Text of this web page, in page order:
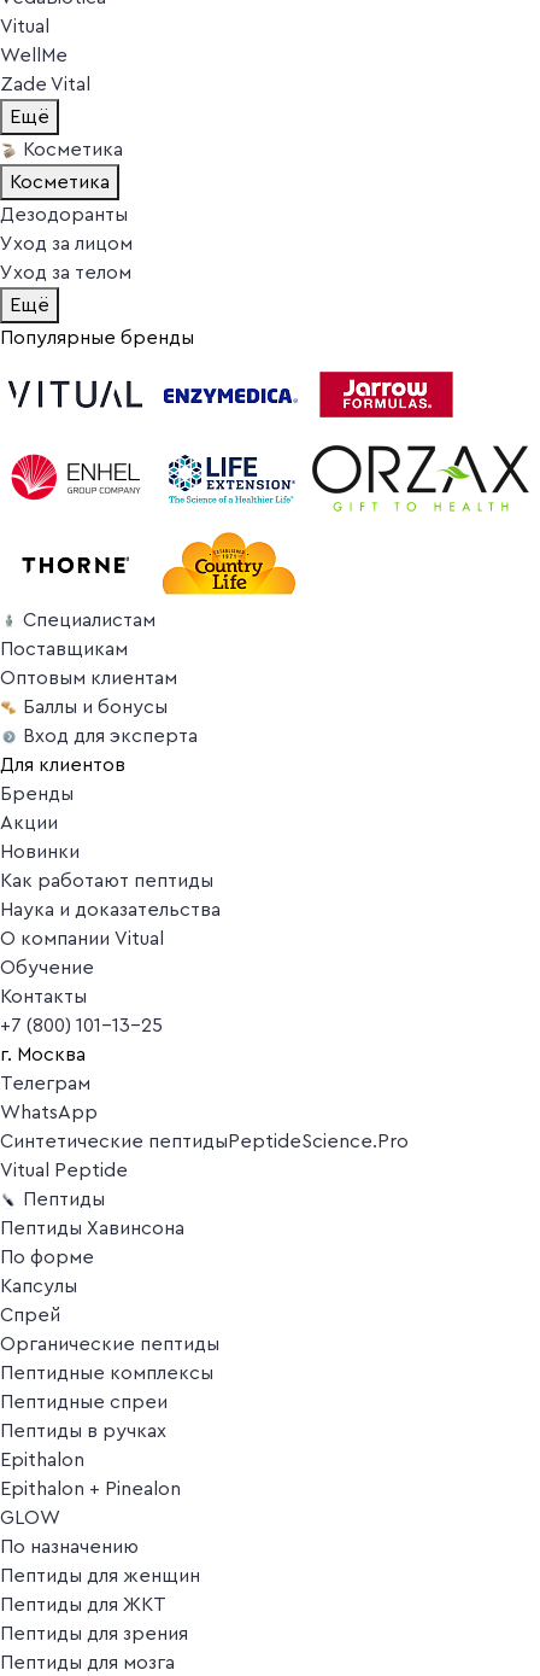
Vitual
WellMe
Zade Vital
Ещё
Косметика
Косметика
Дезодоранты
Уход за лицом
Уход за телом
Ещё
Популярные бренды
Специалистам
Поставщикам
Оптовым клиентам
Баллы и бонусы
Вход для эксперта
Для клиентов
Бренды
Акции
Новинки
Как работают пептиды
Наука и доказательства
О компании Vitual
Обучение
Контакты
+7 (800) 101-13-25
г. Москва
Телеграм
WhatsApp
Синтетические пептиды PeptideScience.Pro
Vitual Peptide
Пептиды
Пептиды Хавинсона
По форме
Капсулы
Спрей
Органические пептиды
Пептидные комплексы
Пептидные спреи
Пептиды в ручках
Epithalon
Epithalon + Pinealon
GLOW
По назначению
Пептиды для женщин
Пептиды для ЖКТ
Пептиды для зрения
Пептиды для мозга